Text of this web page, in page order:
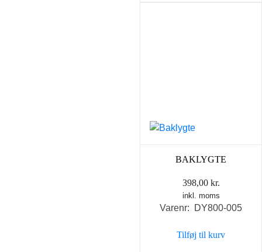
BAKLYGTE
398,00 kr.
inkl. moms
Varenr: DY800-005
Tilføj til kurv